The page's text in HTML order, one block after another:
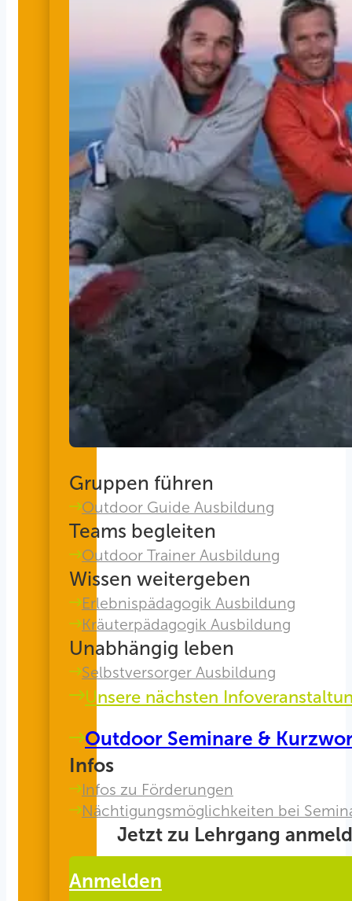
Gruppen führen
Outdoor Guide Ausbildung
Teams begleiten
Outdoor Trainer Ausbildung
Wissen weitergeben
Erlebnispädagogik Ausbildung
Kräuterpädagogik Ausbildung
Unabhängig leben
Selbstversorger Ausbildung
Unsere nächsten
Outdoor Seminare &
Infos
Infos zu Förderungen
Nächtigungsmöglichkeiten bei
Jetzt zu Lehrgang
Anmelden